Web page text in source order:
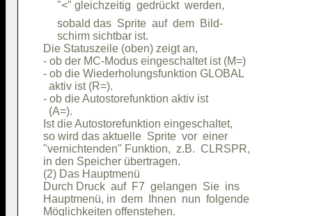
     sobald das  Sprite  auf  dem  Bild-
     schirm sichtbar ist.
Die Statuszeile (oben) zeigt an,
- ob der MC-Modus eingeschaltet ist (M=)
- ob die Wiederholungsfunktion GLOBAL
  aktiv ist (R=).
- ob die Autostorefunktion aktiv ist
  (A=).
Ist die Autostorefunktion eingeschaltet,
so wird das aktuelle  Sprite  vor  einer
"vernichtenden" Funktion,  z.B.  CLRSPR,
in den Speicher übertragen.
(2) Das Hauptmenü
Durch Druck  auf  F7  gelangen  Sie  ins
Hauptmenü, in  dem  Ihnen  nun  folgende
Möglichkeiten offenstehen.